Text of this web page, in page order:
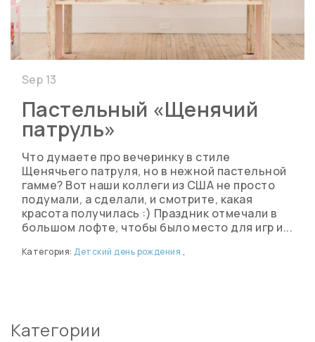
Пастельный «Щенячий
патруль»
Что думаете про вечеринку в стиле
Щенячьего патруля, но в нежной пастельной
гамме? Вот наши коллеги из США не просто
подумали, а сделали, и смотрите, какая
красота получилась :) Праздник отмечали в
большом лофте, чтобы было место для игр и...
Sep 13
Категория:Детский день рождения ,
Категории